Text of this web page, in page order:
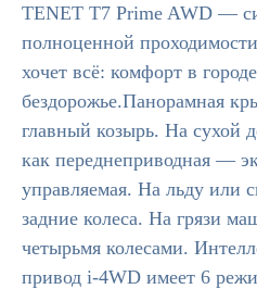
TENET T7 Prime AWD —
полноценной
хочет всё: комфорт в
бездорожье.Панорамная
главный козырь. На сухой
как переднеприводная —
управляемая. На льду или
задние колеса. На грязи
четырьмя колесами.
привод i-4WD имеет 6